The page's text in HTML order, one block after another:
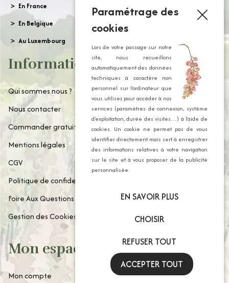
En France
En Belgique
Au Luxembourg
Informations
Qui sommes nous ?
Nous contacter
Commander gratuitement notre catalogue
Mentions légales
CGV
Politique de confidentialité
Foire Aux Questions
Gestion des Cookies
Mon espace client
Mon compte
Paramétrage des
cookies
Lors de votre passage sur notre
site, nous recueillons
automatiquement des données
techniques à caractère non
personnel sur l’ordinateur que
vous utilisez pour accéder à nos
services (paramètres de connexion, système
d’exploitation, durée des visites…) à l’aide de
cookies. Un cookie ne permet pas de vous
identifier directement mais sert à enregistrer
des informations relatives à votre navigation
sur le site et à vous proposer de la publicité
personnalisée.
EN SAVOIR PLUS
CHOISIR
REFUSER TOUT
ACCEPTER TOUT